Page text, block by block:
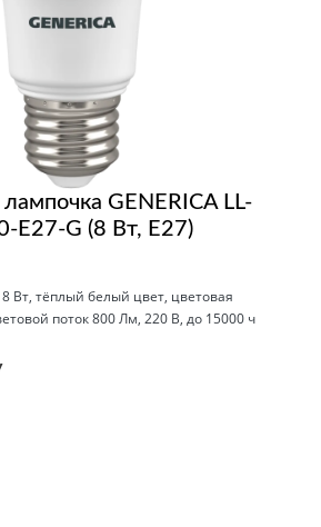
GENERICA LL-
E27-G (8 Вт, E27)
Вт, тёплый белый цвет, цветовая
поток 800 Лм, 220 В, до 15000 ч